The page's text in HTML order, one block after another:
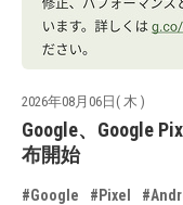
2026年08月06日( 木 )
Google、Google
布開始
#Google #Pixel